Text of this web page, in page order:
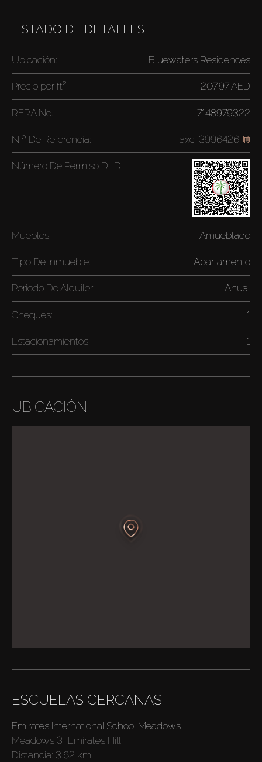
LISTADO DE DETALLES
Ubicación: Bluewaters Residences
Precio por ft² 207.97 AED
RERA No.: 7148979322
N.º De Referencia: axc-3996426
Número De Permiso DLD:
Muebles: Amueblado
Tipo De Inmueble: Apartamento
Periodo De Alquiler: Anual
Cheques: 1
Estacionamientos: 1
UBICACIÓN
ESCUELAS CERCANAS
Emirates International School Meadows
Meadows 3, Emirates Hill
Distancia: 3.62 km